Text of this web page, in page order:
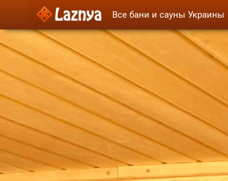
Все бани и сауны Украины